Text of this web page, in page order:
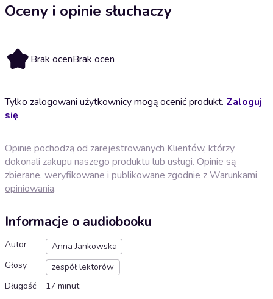
Oceny i opinie słuchaczy
Brak ocenBrak ocen
Tylko zalogowani użytkownicy mogą ocenić produkt. Zaloguj
się
Opinie pochodzą od zarejestrowanych Klientów, którzy
dokonali zakupu naszego produktu lub usługi. Opinie są
zbierane, weryfikowane i publikowane zgodnie zWarunkami
opiniowania.
Informacje o audiobooku
Autor
Anna Jankowska
Głosy
zespół lektorów
Długość
17 minut